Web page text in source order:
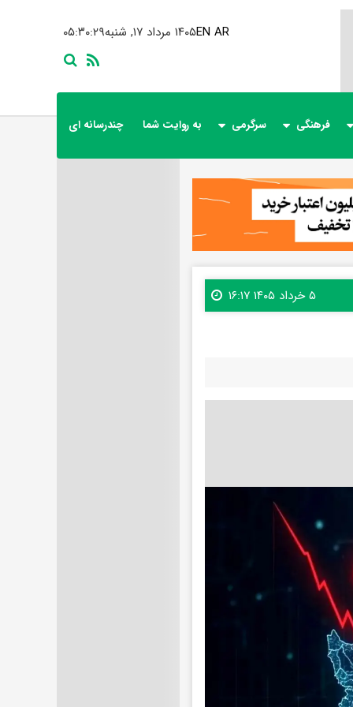
۰۵:۳۰:۳۰ ۱۴۰۵ مرداد ۱۷, شنبهEN AR
فرهنگی سرگرمی به روایت شما چندرسانه ای
۵ خرداد ۱۴۰۵ ۱۶:۱۷